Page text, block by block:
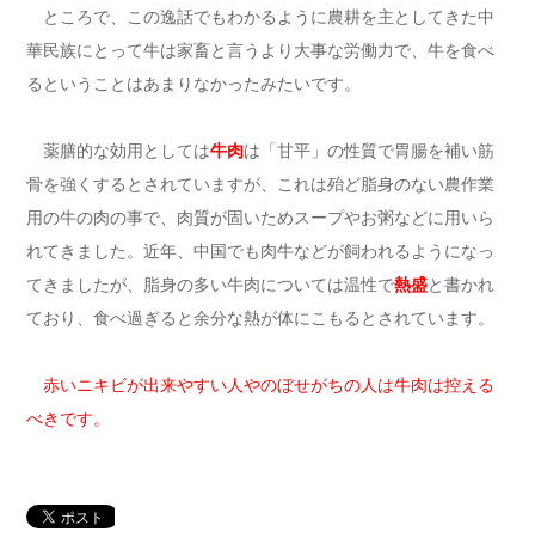
ところで、この逸話でもわかるように農耕を主としてきた中
華民族にとって牛は家畜と言うより大事な労働力で、牛を食べ
るということはあまりなかったみたいです。
薬膳的な効用としては牛肉は「甘平」の性質で胃腸を補い筋
骨を強くするとされていますが、これは殆ど脂身のない農作業
用の牛の肉の事で、肉質が固いためスープやお粥などに用いら
れてきました。近年、中国でも肉牛などが飼われるようになっ
てきましたが、脂身の多い牛肉については温性で熱盛と書かれ
ており、食べ過ぎると余分な熱が体にこもるとされています。
赤いニキビが出来やすい人やのぼせがちの人は牛肉は控える
べきです。